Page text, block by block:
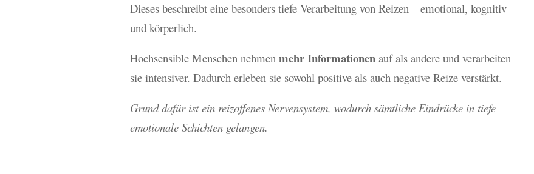
Dieses beschreibt eine besonders tiefe Verarbeitung von Reizen – emotional, kognitiv
und körperlich.
Hochsensible Menschen nehmenmehr Informationen auf als andere und verarbeiten
sie intensiver. Dadurch erleben sie sowohl positive als auch negative Reize verstärkt.
Grund dafür ist ein reizoffenes Nervensystem, wodurch sämtliche Eindrücke in tiefe
emotionale Schichten gelangen.